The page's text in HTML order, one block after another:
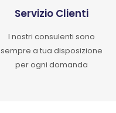
Servizio Clienti
I nostri consulenti sono
sempre a tua disposizione
per ogni domanda